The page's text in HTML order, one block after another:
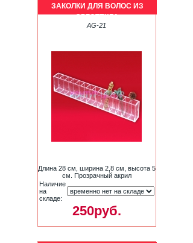
ЗАКОЛКИ ДЛЯ ВОЛОС ИЗ
ОРГСТЕКЛА
AG-21
Длина 28 см, ширина 2,8 см, высота 5
см. Прозрачный акрил
Наличие
на
складе:
250руб.